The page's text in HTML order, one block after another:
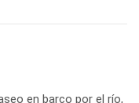
en barco por el río,